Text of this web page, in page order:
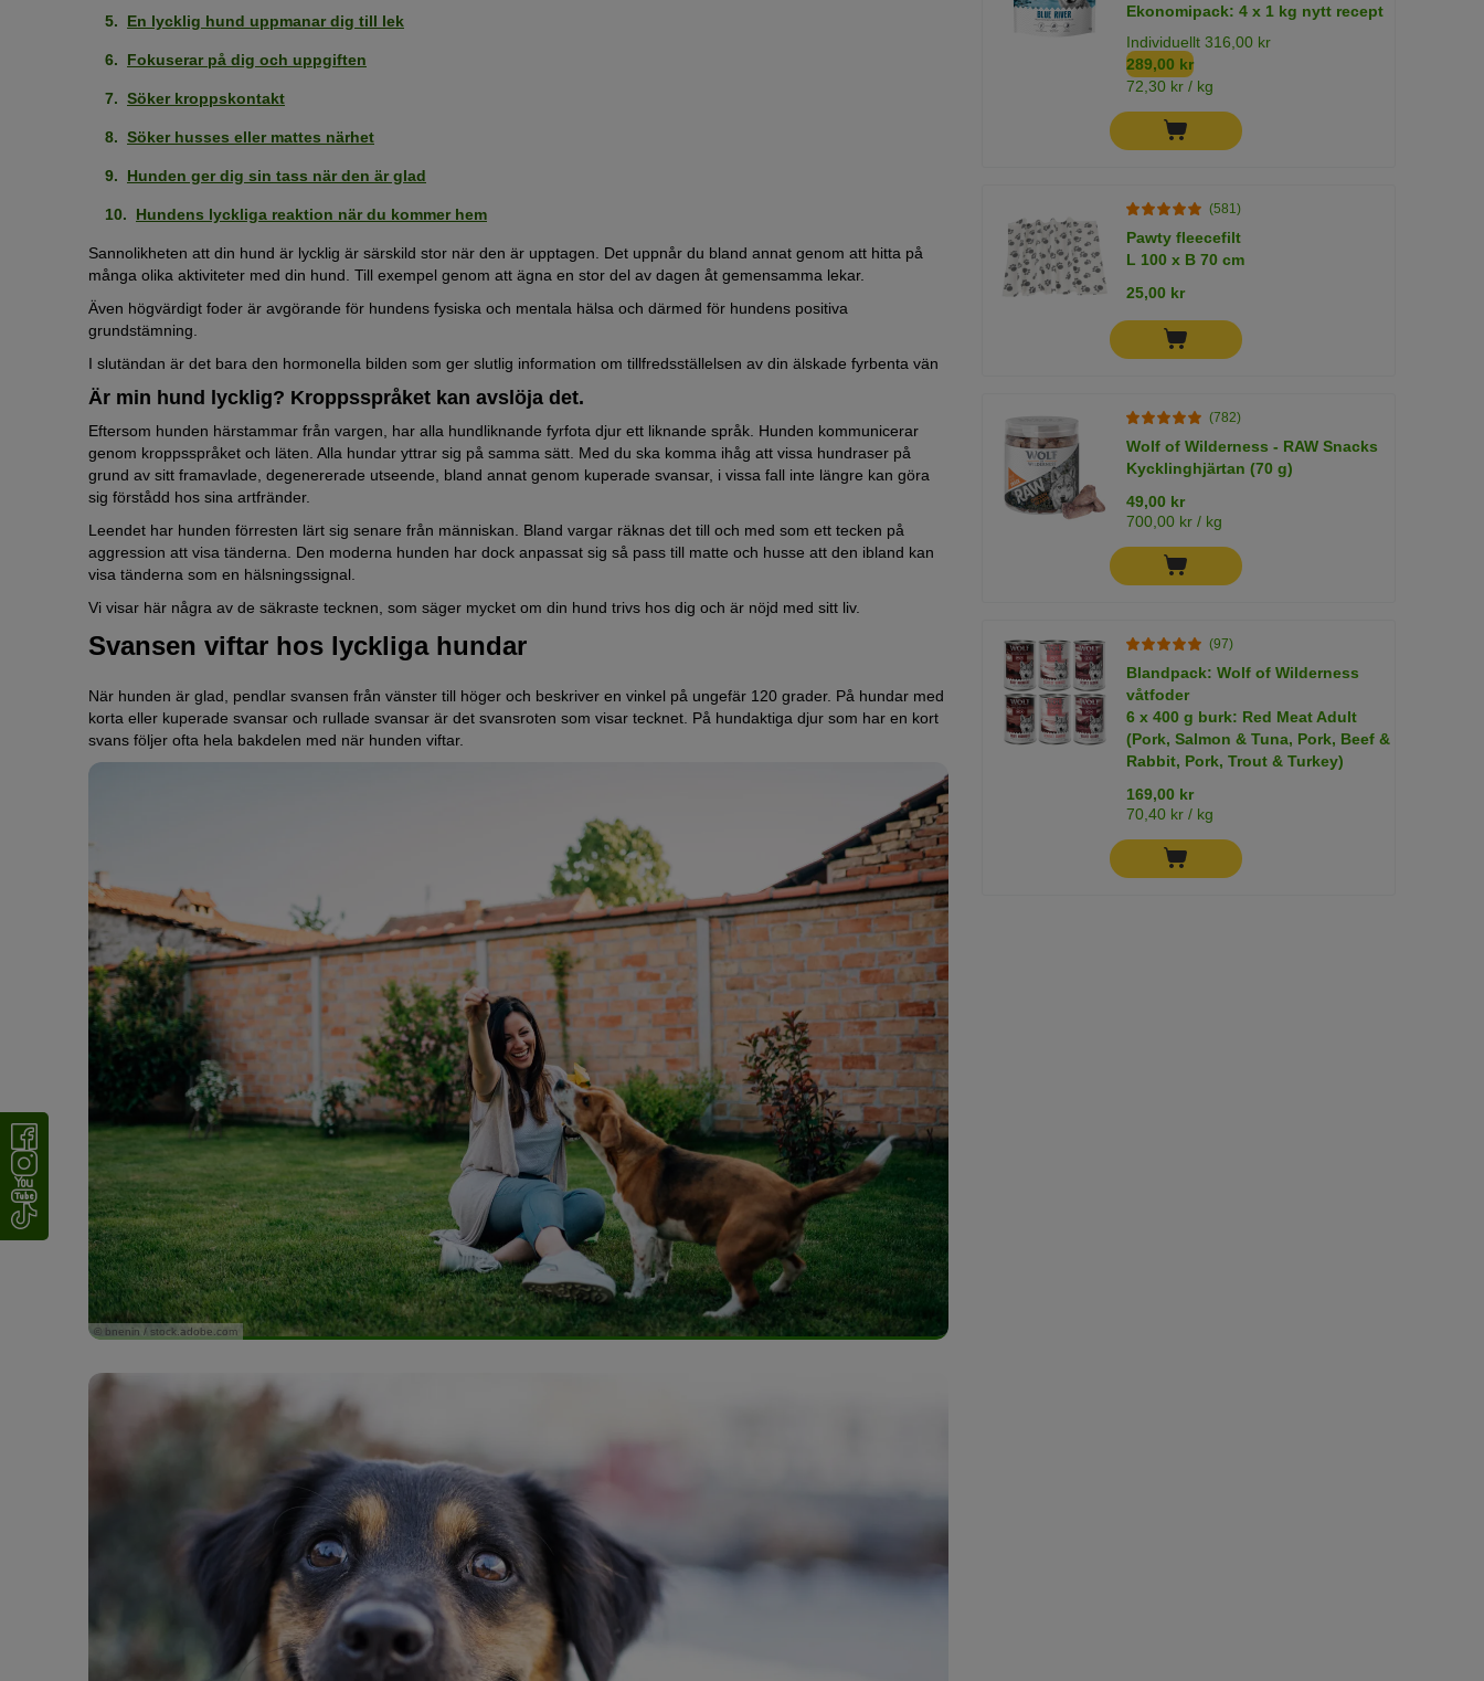
En lycklig hund uppmanar dig till lek
Fokuserar på dig och uppgiften
Söker kroppskontakt
Söker husses eller mattes närhet
Hunden ger dig sin tass när den är glad
Hundens lyckliga reaktion när du kommer hem
Sannolikheten att din hund är lycklig är särskild stor när den är upptagen. Det uppnår du bland annat genom att hitta på
många olika aktiviteter med din hund. Till exempel genom att ägna en stor del av dagen åt gemensamma lekar.
Även högvärdigt foder är avgörande för hundens fysiska och mentala hälsa och därmed för hundens positiva
grundstämning.
I slutändan är det bara den hormonella bilden som ger slutlig information om tillfredsställelsen av din älskade fyrbenta vän
Är min hund lycklig? Kroppsspråket kan avslöja det.
Eftersom hunden härstammar från vargen, har alla hundliknande fyrfota djur ett liknande språk. Hunden kommunicerar
genom kroppsspråket och läten. Alla hundar yttrar sig på samma sätt. Med du ska komma ihåg att vissa hundraser på
grund av sitt framavlade, degenererade utseende, bland annat genom kuperade svansar, i vissa fall inte längre kan göra
sig förstådd hos sina artfränder.
Leendet har hunden förresten lärt sig senare från människan. Bland vargar räknas det till och med som ett tecken på
aggression att visa tänderna. Den moderna hunden har dock anpassat sig så pass till matte och husse att den ibland kan
visa tänderna som en hälsningssignal.
Vi visar här några av de säkraste tecknen, som säger mycket om din hund trivs hos dig och är nöjd med sitt liv.
Svansen viftar hos lyckliga hundar
När hunden är glad, pendlar svansen från vänster till höger och beskriver en vinkel på ungefär 120 grader. På hundar med
korta eller kuperade svansar och rullade svansar är det svansroten som visar tecknet. På hundaktiga djur som har en kort
svans följer ofta hela bakdelen med när hunden viftar.
© bnenin / stock.adobe.com
Ekonomipack: 4 x 1 kg nytt recept
Individuellt 316,00 kr
289,00 kr
72,30 kr / kg
(581)
Pawty fleecefilt
L 100 x B 70 cm
25,00 kr
(782)
Wolf of Wilderness - RAW Snacks
Kycklinghjärtan (70 g)
49,00 kr
700,00 kr / kg
(97)
Blandpack: Wolf of Wilderness
våtfoder
6 x 400 g burk: Red Meat Adult
(Pork, Salmon & Tuna, Pork, Beef &
Rabbit, Pork, Trout & Turkey)
169,00 kr
70,40 kr / kg